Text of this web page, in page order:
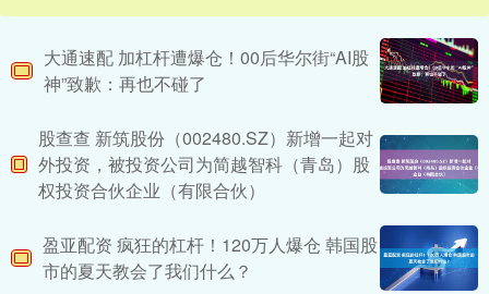
大通速配 加杠杆遭爆仓！00后华尔街“AI股
神”致歉：再也不碰了
股查查 新筑股份（002480.SZ）新增一起对
外投资，被投资公司为简越智科（青岛）股
权投资合伙企业（有限合伙）
盈亚配资 疯狂的杠杆！120万人爆仓 韩国股
市的夏天教会了我们什么？